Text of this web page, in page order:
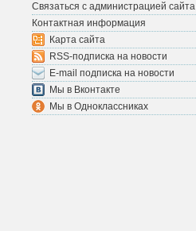
Связаться с администрацией сайта
Контактная информация
Карта сайта
RSS-подписка на новости
E-mail подписка на новости
Мы в Вконтакте
Мы в Одноклассниках